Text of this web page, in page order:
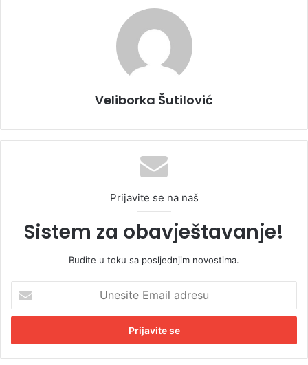
Veliborka Šutilović
Prijavite se na naš
Sistem za obavještavanje!
Budite u toku sa posljednjim novostima.
e
i
t